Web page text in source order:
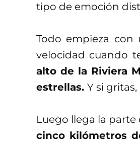
tipo de emoción
Todo empieza
velocidad cuando
alto de la Riviera
estrellas. Y si
Luego llega la
cinco kilómetros